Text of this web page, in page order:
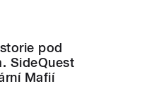
pod
SideQuest
Mafií